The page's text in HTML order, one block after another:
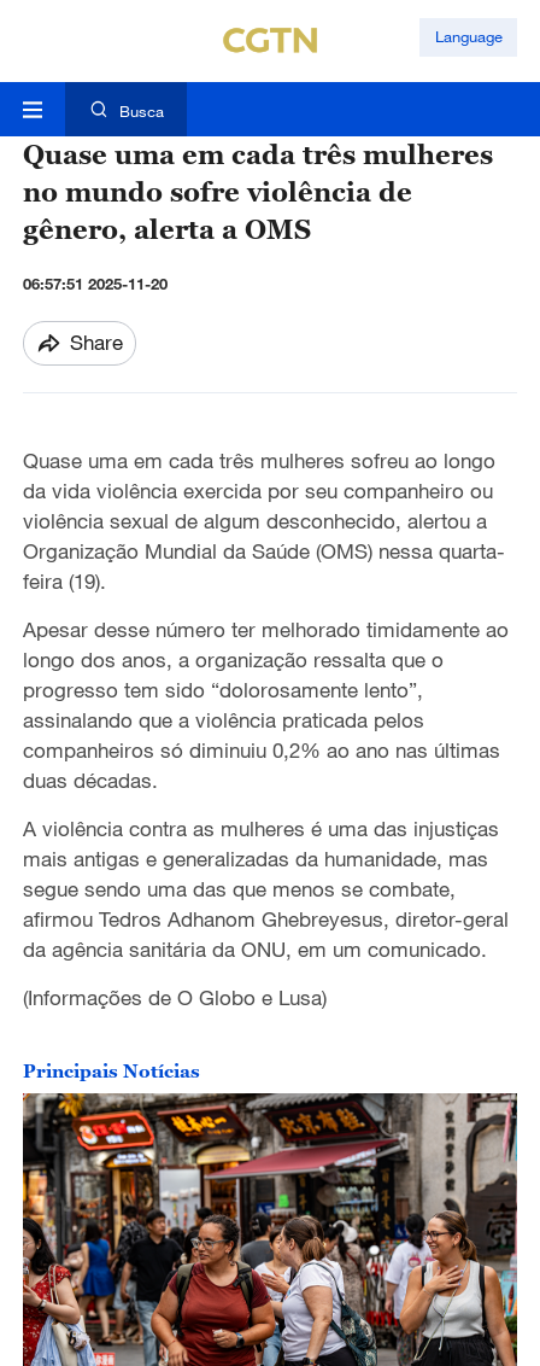
Language
Busca
Quase uma em cada três mulheres
no mundo sofre violência de
gênero, alerta a OMS
06:57:51 2025-11-20
Share
Quase uma em cada três mulheres sofreu ao longo
da vida violência exercida por seu companheiro ou
violência sexual de algum desconhecido, alertou a
Organização Mundial da Saúde (OMS) nessa quarta-
feira (19).
Apesar desse número ter melhorado timidamente ao
longo dos anos, a organização ressalta que o
progresso tem sido “dolorosamente lento”,
assinalando que a violência praticada pelos
companheiros só diminuiu 0,2% ao ano nas últimas
duas décadas.
A violência contra as mulheres é uma das injustiças
mais antigas e generalizadas da humanidade, mas
segue sendo uma das que menos se combate,
afirmou Tedros Adhanom Ghebreyesus, diretor-geral
da agência sanitária da ONU, em um comunicado.
(Informações de O Globo e Lusa)
Principais Notícias